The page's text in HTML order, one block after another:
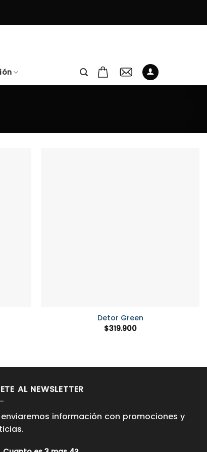
Detor Green
$319.900
AL NEWSLETTER
enviaremos información con promociones y